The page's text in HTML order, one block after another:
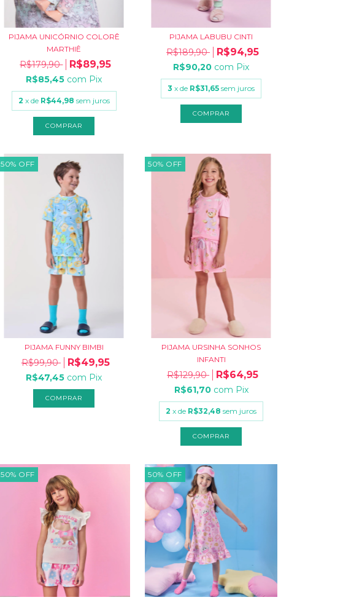
PIJAMA UNICÓRNIO COLORÊ
MARTHIÊ
R$179,90 R$89,95
R$85,45 com Pix
2 x de R$44,98 sem juros
COMPRAR
PIJAMA LABUBU CINTI
R$189,90 R$94,95
R$90,20 com Pix
3 x de R$31,65 sem juros
COMPRAR
50% OFF
PIJAMA FUNNY BIMBI
R$99,90 R$49,95
R$47,45 com Pix
COMPRAR
50% OFF
PIJAMA URSINHA SONHOS
INFANTI
R$129,90 R$64,95
R$61,70 com Pix
2 x de R$32,48 sem juros
COMPRAR
50% OFF 50% OFF